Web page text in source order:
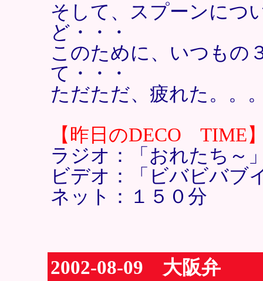
そして、スプーンにつ
ど・・・
このために、いつもの
て・・・
ただただ、疲れた。。
【昨日のDECO TIME
ラジオ：「おれたち～
ビデオ：「ビバビバブ
ネット：１５０分
2002-08-09 大阪弁